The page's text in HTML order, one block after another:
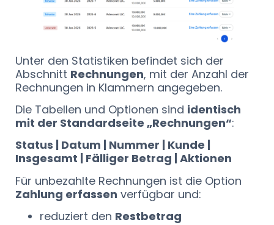
Unter den Statistiken befindet sich der
Abschnitt Rechnungen, mit der Anzahl der
Rechnungen in Klammern angegeben.
Die Tabellen und Optionen sind identisch
mit der Standardseite „Rechnungen“:
Status | Datum | Nummer | Kunde |
Insgesamt | Fälliger Betrag | Aktionen
Für unbezahlte Rechnungen ist die Option
Zahlung erfassen verfügbar und:
reduziert den Restbetrag